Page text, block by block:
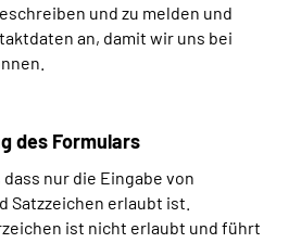
und zu melden und
an, damit wir uns bei
des Formulars
nur die Eingabe von
Satzzeichen erlaubt ist.
ist nicht erlaubt und führt